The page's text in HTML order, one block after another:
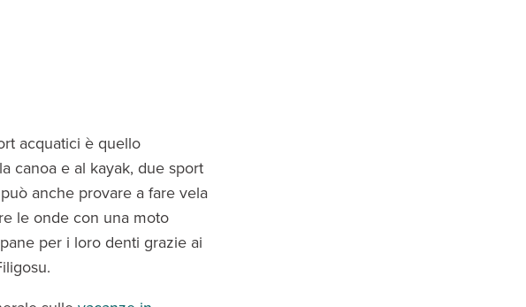
acquatici è quello
canoa e al kayak, due sport
anche provare a fare vela
le onde con una moto
per i loro denti grazie ai